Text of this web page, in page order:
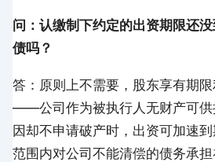
问：认缴制下约定的出资期限还
债吗？
答：原则上不需要，股东享有期
——公司作为被执行人无财产可供
因却不申请破产时，出资可加速
范围内对公司不能清偿的债务承担